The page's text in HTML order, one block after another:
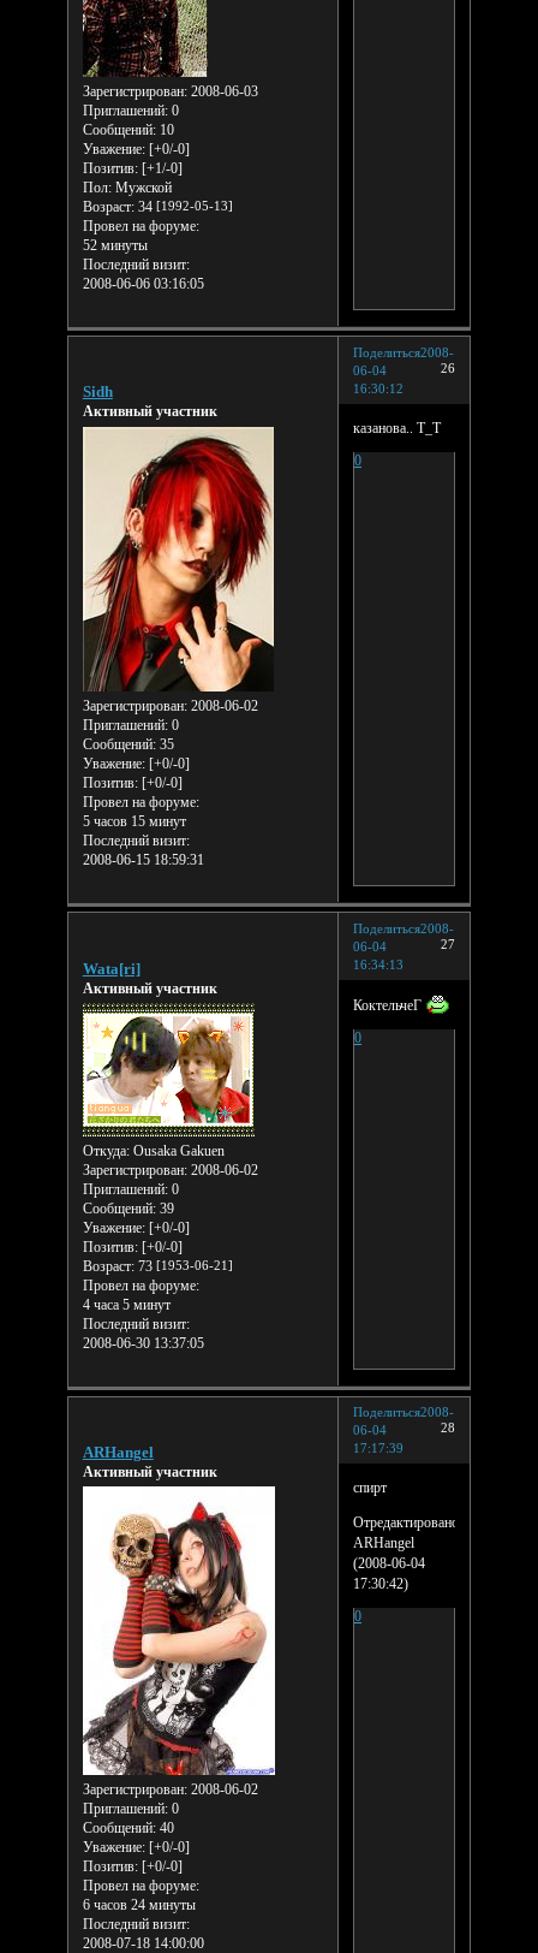
Зарегистрирован: 2008-06-03
Приглашений:0
Сообщений:10
Уважение: [+0/-0]
Позитив: [+1/-0]
Пол:Мужской
Возраст:34 [1992-05-13]
Провел на форуме:
52 минуты
Последний визит:
2008-06-06 03:16:05
Поделиться
26
2008-
06-04
16:30:12
Sidh
Активный участник
Зарегистрирован: 2008-06-02
Приглашений:0
Сообщений:35
Уважение: [+0/-0]
Позитив: [+0/-0]
Провел на форуме:
5 часов 15 минут
Последний визит:
2008-06-15 18:59:31
казанова.. Т_Т
0
Поделиться
27
2008-
06-04
16:34:13
Wata[ri]
Активный участник
Откуда:Ousaka Gakuen
Зарегистрирован: 2008-06-02
Приглашений:0
Сообщений:39
Уважение: [+0/-0]
Позитив: [+0/-0]
Возраст:73 [1953-06-21]
Провел на форуме:
4 часа 5 минут
Последний визит:
2008-06-30 13:37:05
КоктельчеГ
0
Поделиться
28
2008-
06-04
17:17:39
ARHangel
Активный участник
Зарегистрирован: 2008-06-02
Приглашений:0
Сообщений:40
Уважение: [+0/-0]
Позитив: [+0/-0]
Провел на форуме:
6 часов 24 минуты
Последний визит:
2008-07-18 14:00:00
спирт
Отредактировано
ARHangel
(2008-06-04
17:30:42)
0